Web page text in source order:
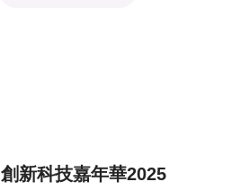
創新科技嘉年華2025